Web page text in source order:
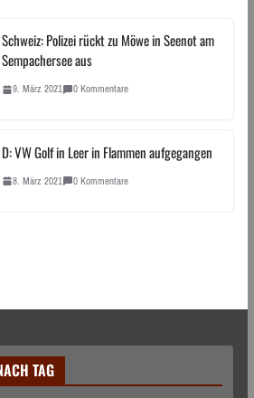
Schweiz: Polizei rückt zu Möwe in Seenot am
Sempachersee aus
9. März 2021 0 Kommentare
D: VW Golf in Leer in Flammen aufgegangen
8. März 2021 0 Kommentare
TAG